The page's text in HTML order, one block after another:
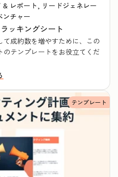
レポート, リードジェネレー
ンチャー
ッキングシート
て成約数を増やすために、この
のテンプレートをお役立てくだ
テンプレート